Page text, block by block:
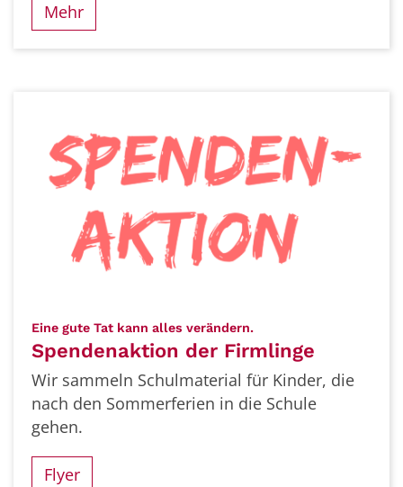
Mehr
Eine gute Tat kann alles verändern.:
Spendenaktion der Firmlinge
Wir sammeln Schulmaterial für Kinder, die
nach den Sommerferien in die Schule
gehen.
Flyer